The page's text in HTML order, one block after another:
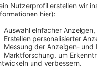
Anzeige
Anzeige